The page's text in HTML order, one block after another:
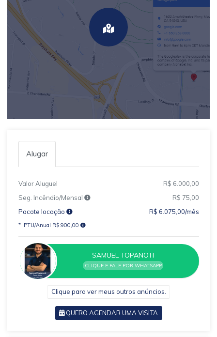
Alugar
Valor Aluguel
R$ 6.000,00
Seg. Incêndio/Mensal
R$ 75,00
Pacote locação
R$ 6.075,00/mês
* IPTU/Anual R$ 900,00
SAMUEL TOPANOTI
CLIQUE E FALE POR WHATSAPP
Clique para ver meus outros anúncios.
QUERO AGENDAR UMA VISITA
VOLTAR